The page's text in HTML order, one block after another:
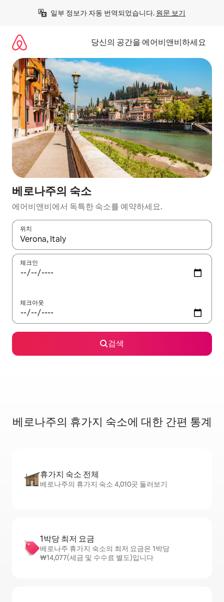
일부 정보가 자동 번역되었습니다. 원문 보기
당신의 공간을 에어비앤비하세요
베로나주의 숙소
에어비앤비에서 독특한 숙소를 예약하세요.
위치
결과가 나오면 위·아래 화살표 키를 사용하거나 터치 또는 스와이
체크인
체크아웃
검색
베로나주의 휴가지 숙소에 대한 간편 통계
휴가지 숙소 전체
베로나주의 휴가지 숙소 4,010곳 둘러보기
1박당 최저 요금
베로나주 휴가지 숙소의 최저 요금은 1박당
₩14,077(세금 및 수수료 별도)입니다